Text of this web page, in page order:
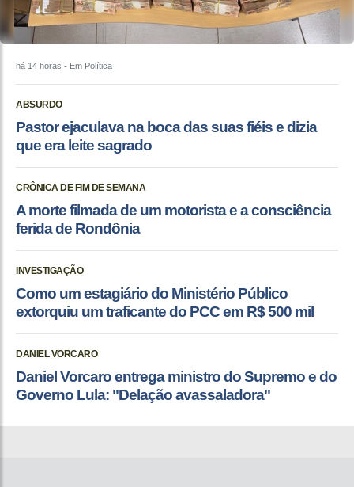
há 14 horas - Em Política
ABSURDO
Pastor ejaculava na boca das suas fiéis e dizia
que era leite sagrado
CRÔNICA DE FIM DE SEMANA
A morte filmada de um motorista e a consciência
ferida de Rondônia
INVESTIGAÇÃO
Como um estagiário do Ministério Público
extorquiu um traficante do PCC em R$ 500 mil
DANIEL VORCARO
Daniel Vorcaro entrega ministro do Supremo e do
Governo Lula: "Delação avassaladora"